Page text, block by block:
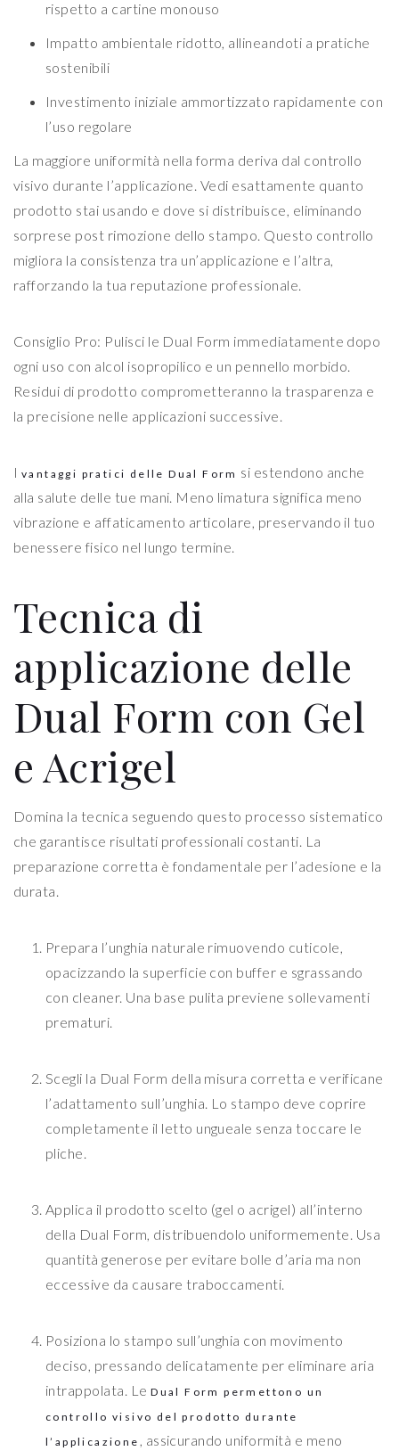
rispetto a cartine monouso
Impatto ambientale ridotto, allineandoti a pratiche
sostenibili
Investimento iniziale ammortizzato rapidamente con
l’uso regolare
La maggiore uniformità nella forma deriva dal controllo
visivo durante l’applicazione. Vedi esattamente quanto
prodotto stai usando e dove si distribuisce, eliminando
sorprese post rimozione dello stampo. Questo controllo
migliora la consistenza tra un’applicazione e l’altra,
rafforzando la tua reputazione professionale.
Consiglio Pro: Pulisci le Dual Form immediatamente dopo
ogni uso con alcol isopropilico e un pennello morbido.
Residui di prodotto comprometteranno la trasparenza e
la precisione nelle applicazioni successive.
I vantaggi pratici delle Dual Form si estendono anche
alla salute delle tue mani. Meno limatura significa meno
vibrazione e affaticamento articolare, preservando il tuo
benessere fisico nel lungo termine.
Tecnica di
applicazione delle
Dual Form con Gel
e Acrigel
Domina la tecnica seguendo questo processo sistematico
che garantisce risultati professionali costanti. La
preparazione corretta è fondamentale per l’adesione e la
durata.
Prepara l’unghia naturale rimuovendo cuticole,
opacizzando la superficie con buffer e sgrassando
con cleaner. Una base pulita previene sollevamenti
prematuri.
Scegli la Dual Form della misura corretta e verificane
l’adattamento sull’unghia. Lo stampo deve coprire
completamente il letto ungueale senza toccare le
pliche.
Applica il prodotto scelto (gel o acrigel) all’interno
della Dual Form, distribuendolo uniformemente. Usa
quantità generose per evitare bolle d’aria ma non
eccessive da causare traboccamenti.
Posiziona lo stampo sull’unghia con movimento
deciso, pressando delicatamente per eliminare aria
intrappolata. LeDual Form permettono un
controllo visivo del prodotto durante
l’applicazione , assicurando uniformità e meno